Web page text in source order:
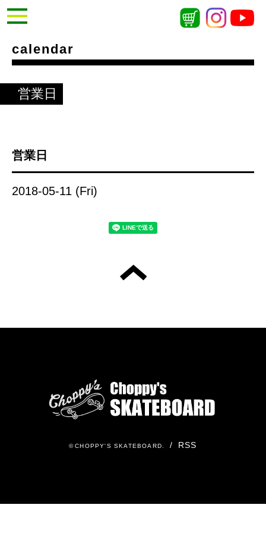
calendar
営業日
営業日
2018-05-11 (Fri)
©CHOPPY'S SKATEBOARD. / RSS